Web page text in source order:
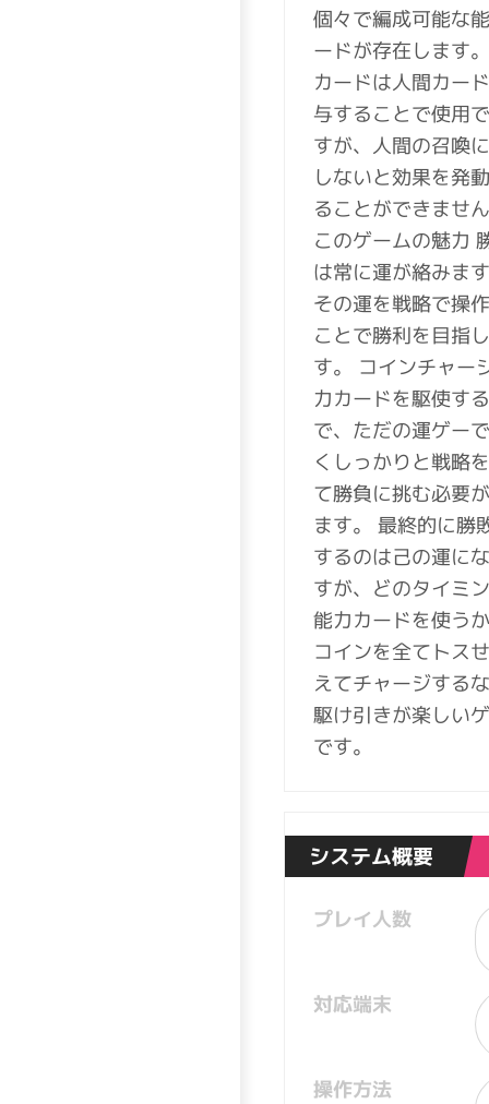
個々で編成可能な
ードが存在します
カードは人間カー
与することで使用
すが、人間の召喚
しないと効果を発
ることができませ
このゲームの魅力
は常に運が絡みま
その運を戦略で操
ことで勝利を目指
す。 コインチャー
力カードを駆使す
で、ただの運ゲー
くしっかりと戦略
て勝負に挑む必要
ます。 最終的に勝
するのは己の運に
すが、どのタイミ
能力カードを使う
コインを全てトス
えてチャージする
駆け引きが楽しい
です。
システム概要
プレイ人数
対応端末
操作方法